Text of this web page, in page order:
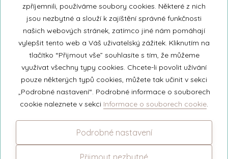
© 2026 Unipar
+420 571 651 531
eshop@unipar.cz
Facebook
Instagram
zpříjemnili, používáme soubory cookies. Některé z nich
jsou nezbytné a slouží k zajíštění správné funkčnosti
našich webových stránek, zatímco jiné nám pomáhají
vylepšit tento web a Váš uživatelský zážitek. Kliknutím na
tlačítko “Přijmout vše” souhlasíte s tím, že můžeme
využívat všechny typy cookies. Chcete-li povolit užívání
pouze některých typů cookies, můžete tak učinit v sekci
„Podrobné nastavení“. Podrobné informace o souborech
cookie naleznete v sekci Informace o souborech cookie.
Podrobné nastavení
Přijmout nezbytné